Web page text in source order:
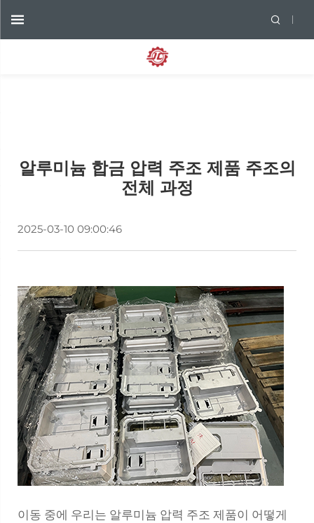
알루미늄 합금 압력 주조 제품 주조의
전체 과정
2025-03-10 09:00:46
이동 중에 우리는 알루미늄 압력 주조 제품이 어떻게